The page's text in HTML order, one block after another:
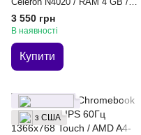
SSD 16 GB / Intel UHD Graphics
600 / Клас A- / БУ
3 550 грн
В наявності
Купити
з США